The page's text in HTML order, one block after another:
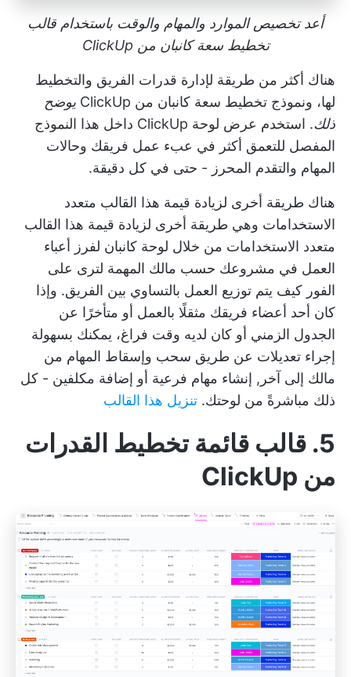
أعد تخصيص الموارد والمهام والوقت باستخدام قالب
تخطيط سعة كانبان من ClickUp
هناك أكثر من طريقة لإدارة قدرات الفريق والتخطيط
لها، ونموذج تخطيط سعة كانبان من ClickUp
يوضح
ذلك. استخدم عرض لوحة ClickUp
داخل هذا النموذج
المفصل للتعمق أكثر في عبء عمل فريقك وحالات
المهام والتقدم المحرز - حتى في كل دقيقة.
هناك طريقة أخرى لزيادة قيمة هذا القالب متعدد
الاستخدامات وهي طريقة أخرى لزيادة قيمة هذا القالب
متعدد الاستخدامات من خلال لوحة كانبان لفرز أعباء
العمل في مشروعك حسب مالك المهمة لترى على
الفور كيف يتم توزيع العمل بالتساوي بين الفريق. وإذا
كان أحد أعضاء فريقك مثقلًا بالعمل أو متأخرًا عن
الجدول الزمني أو كان لديه وقت فراغ، يمكنك بسهولة
إجراء تعديلات عن طريق سحب وإسقاط المهام من
مالك إلى آخر, إنشاء مهام فرعية أو إضافة مكلفين - كل
ذلك مباشرةً من لوحتك. تنزيل هذا القالب
5. قالب قائمة تخطيط القدرات
من ClickUp